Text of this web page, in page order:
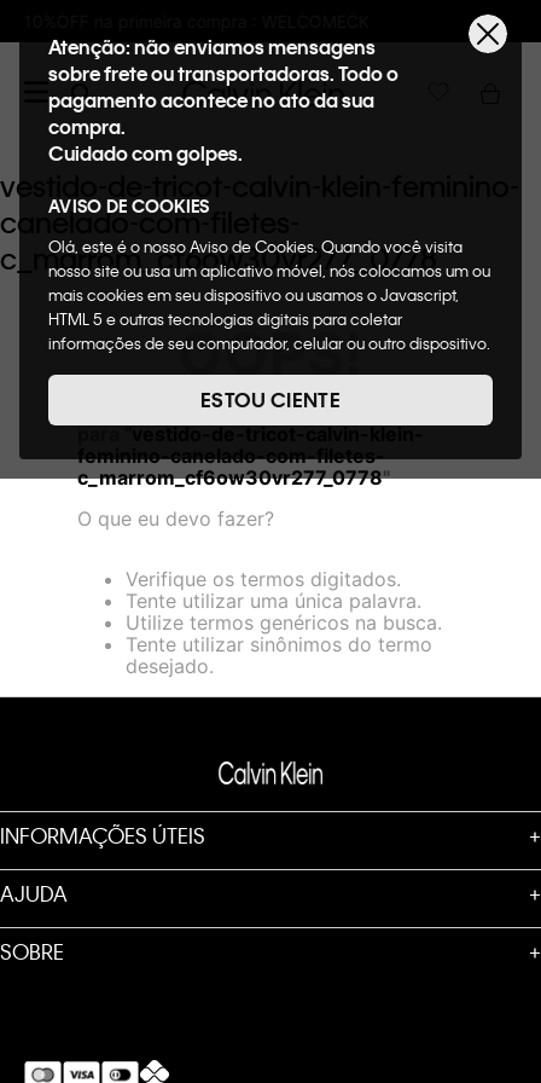
Frete GRÁTIS nas
Atenção: não enviamos mensagens
sobre frete ou transportadoras. Todo o
pagamento acontece no ato da sua
compra.
Cuidado com golpes.
AVISO DE COOKIES
Olá, este é o nosso Aviso de Cookies. Quando você visita
nosso site ou usa um aplicativo móvel, nós colocamos um ou
mais cookies em seu dispositivo ou usamos o Javascript,
HTML 5 e outras tecnologias digitais para coletar
informações de seu computador, celular ou outro dispositivo.
de cookies, informaremos quais cookies usaremos e quais
suas funções. A forma como processamos os dados
nosso Aviso de Privacidade. Quando você visita nosso site,
consideraremos isso como sua solicitação específica para
fornecer a você toda a funcionalidade do site, incluindo,
entre outros, a capacidade de comprar um item em nossa
Cookies acesse o link.
ESTOU CIENTE
vestido-de-tricot-calvin-klein-feminino-
canelado-com-filetes-
c_marrom_cf6ow30vr277_0778
OOPS!
Não encontramos nenhum resultado
feminino-canelado-com-filetes-
c_marrom_cf6ow30vr277_0778"
O que eu devo fazer?
Verifique os termos digitados.
Tente utilizar uma única palavra.
Utilize termos genéricos na busca.
Tente utilizar sinônimos do termo
desejado.
INFORMAÇÕES ÚTEIS +
AJUDA +
SOBRE +